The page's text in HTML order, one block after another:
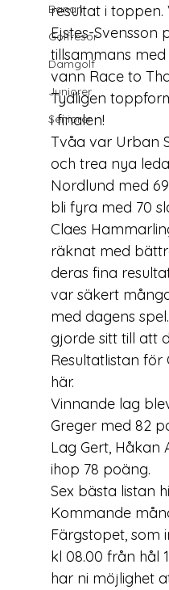
Banan
Golfresor
Damgolf
Juniorer
Seniorer
resultat i toppen.
Ejstes-Svensson
tillsammans
vann Race to
Tydligen
i finalen!
Tvåa var Urban
och trea nya
Nordlund med
bli fyra med 70
Claes
räknat med
deras fina
var säkert
med dagens
gjorde sitt till att
Resultatlistan för
här.
Vinnande lag
Greger med 82
Lag Gert, Håkan
ihop 78 poäng.
Sex bästa listan
Kommande
Färgstopet, som
kl 08.00 från hål
har ni möjlighet